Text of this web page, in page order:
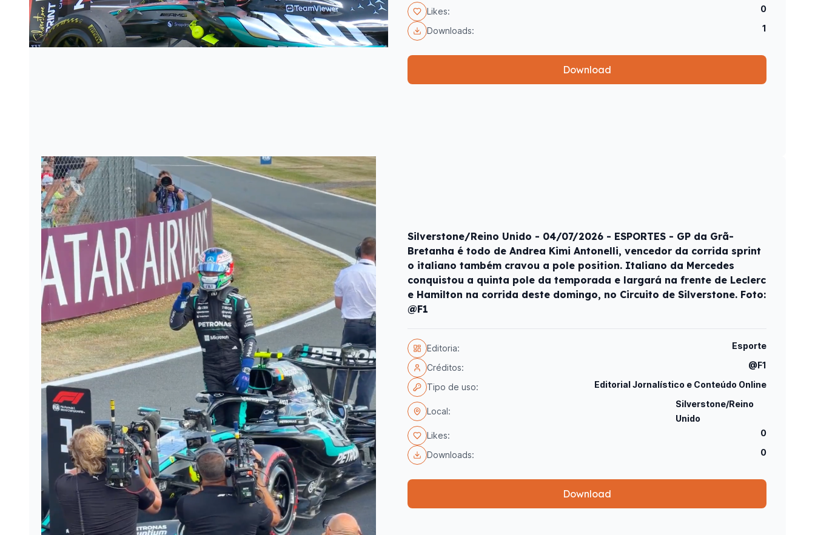
Likes:
0
Downloads: 1
Download
Silverstone/Reino Unido - 04/07/2026 - ESPORTES - GP da Grã-
Bretanha é todo de Andrea Kimi Antonelli, vencedor da corrida sprint
o italiano também cravou a pole position. Italiano da Mercedes
conquistou a quinta pole da temporada e largará na frente de Leclerc
e Hamilton na corrida deste domingo, no Circuito de Silverstone. Foto:
@F1
Editoria: Esporte
Créditos: @F1
Tipo de uso: Editorial Jornalístico e Conteúdo Online
Local:
Silverstone/Reino
Unido
Likes:
0
Downloads: 0
Download